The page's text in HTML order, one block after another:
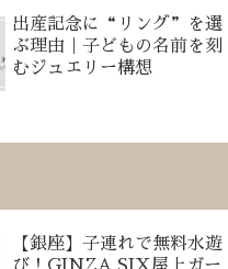
出産記念に“リング”を選
ぶ理由｜子どもの名前を刻
むジュエリー構想
【銀座】子連れで無料水遊